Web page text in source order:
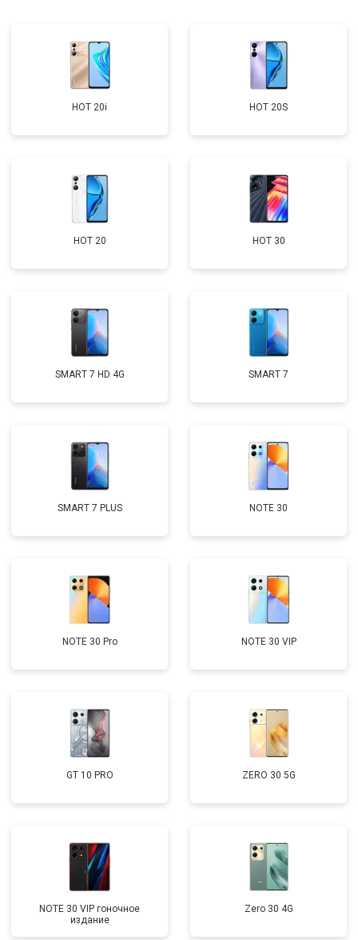
HOT 20i HOT 20S
HOT 20 HOT 30
SMART 7 HD 4G SMART 7
SMART 7 PLUS NOTE 30
NOTE 30 Pro NOTE 30 VIP
GT 10 PRO ZERO 30 5G
NOTE 30 VIP гоночное
издание
Zero 30 4G